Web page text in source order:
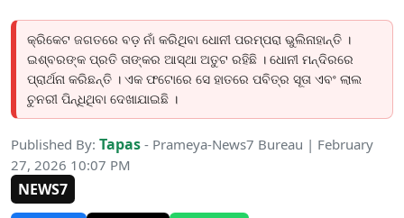
କ୍ରିକେଟ ଜଗତରେ ବଡ଼ ନାଁ କରିଥିବା ଧୋନୀ ପରମ୍ପରା ଭୁଲିନାହାନ୍ତି ।
ଇଶ୍ବରଙ୍କ ପ୍ରତି ତାଙ୍କର ଆସ୍ଥା ଅତୁଟ ରହିଛି । ଧୋନୀ ମନ୍ଦିରରେ
ପ୍ରାର୍ଥନା କରିଛନ୍ତି । ଏକ ଫଟୋରେ ସେ ହାତରେ ପବିତ୍ର ସୂତା ଏବଂ ଲାଲ
ଚୁନରୀ ପିନ୍ଧିଥିବା ଦେଖାଯାଇଛି ।
Published By: Tapas - Prameya-News7 Bureau | February
27, 2026 10:07 PM
NEWS7